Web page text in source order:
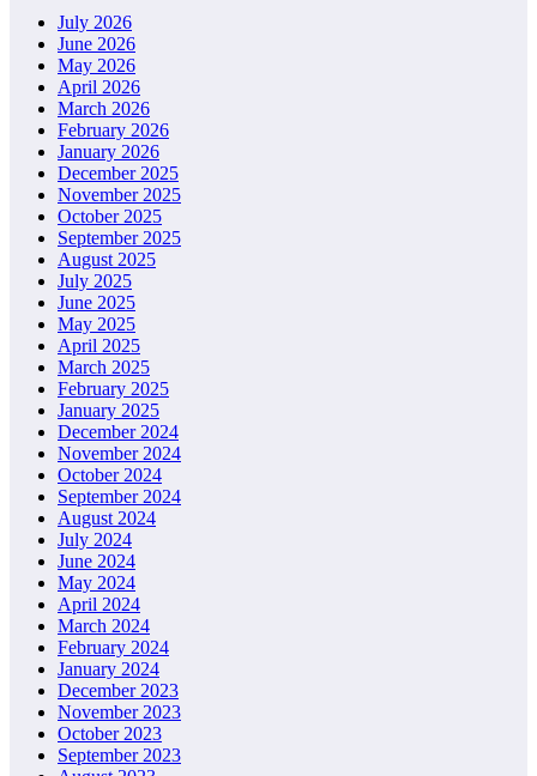
July 2026
June 2026
May 2026
April 2026
March 2026
February 2026
January 2026
December 2025
November 2025
October 2025
September 2025
August 2025
July 2025
June 2025
May 2025
April 2025
March 2025
February 2025
January 2025
December 2024
November 2024
October 2024
September 2024
August 2024
July 2024
June 2024
May 2024
April 2024
March 2024
February 2024
January 2024
December 2023
November 2023
October 2023
September 2023